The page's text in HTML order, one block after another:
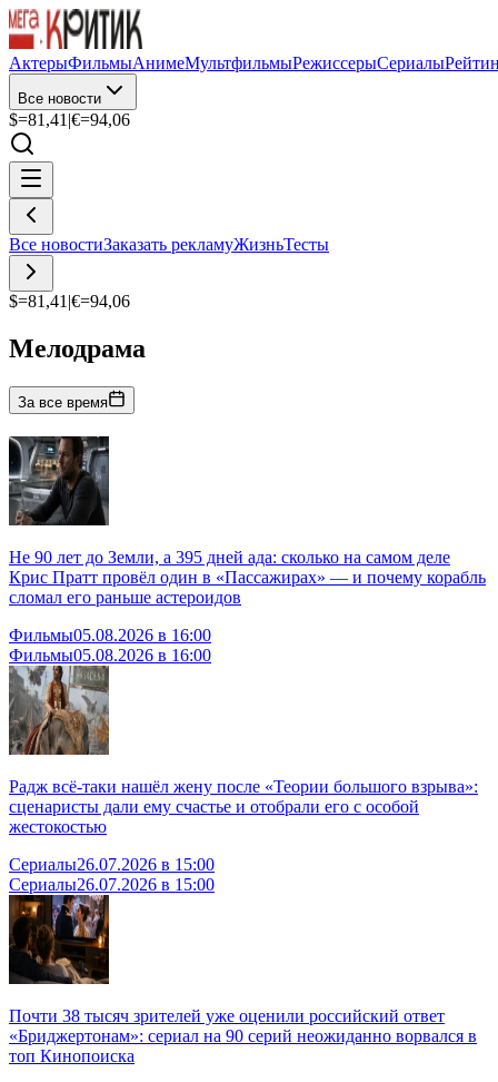
АктерыФильмыАнимеМультфильмыРежиссерыСериалы
Все новости
$=81,41 |€=94,06
Все новостиЗаказать рекламуЖизньТесты
$=81,41 |€=94,06
Мелодрама
За все время
Не 90 лет до Земли, а 395 дней ада: сколько на самом деле
Крис Пратт провёл один в «Пассажирах» — и почему корабль
сломал его раньше астероидов
Фильмы05.08.2026 в 16:00
Фильмы05.08.2026 в 16:00
Радж всё-таки нашёл жену после «Теории большого взрыва»:
сценаристы дали ему счастье и отобрали его с особой
жестокостью
Сериалы26.07.2026 в 15:00
Сериалы26.07.2026 в 15:00
Почти 38 тысяч зрителей уже оценили российский ответ
«Бриджертонам»: сериал на 90 серий неожиданно ворвался в
топ Кинопоиска